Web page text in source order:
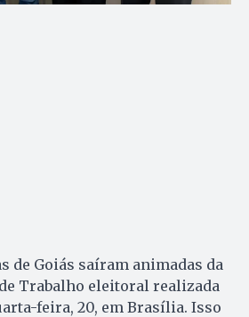
de Goiás saíram animadas da
Trabalho eleitoral realizada
feira, 20, em Brasília. Isso